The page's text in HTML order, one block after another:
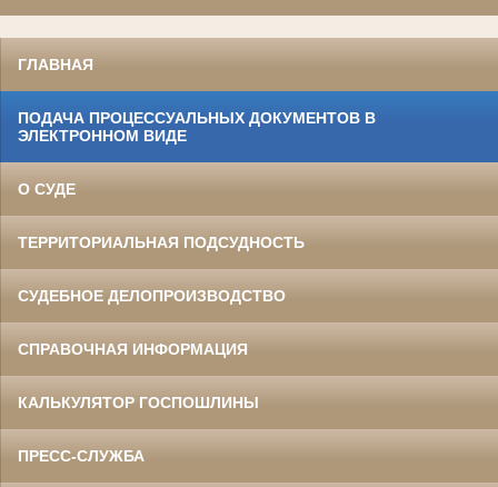
ГЛАВНАЯ
ПОДАЧА ПРОЦЕССУАЛЬНЫХ ДОКУМЕНТОВ В
ЭЛЕКТРОННОМ ВИДЕ
О СУДЕ
ТЕРРИТОРИАЛЬНАЯ ПОДСУДНОСТЬ
СУДЕБНОЕ ДЕЛОПРОИЗВОДСТВО
СПРАВОЧНАЯ ИНФОРМАЦИЯ
КАЛЬКУЛЯТОР ГОСПОШЛИНЫ
ПРЕСС-СЛУЖБА